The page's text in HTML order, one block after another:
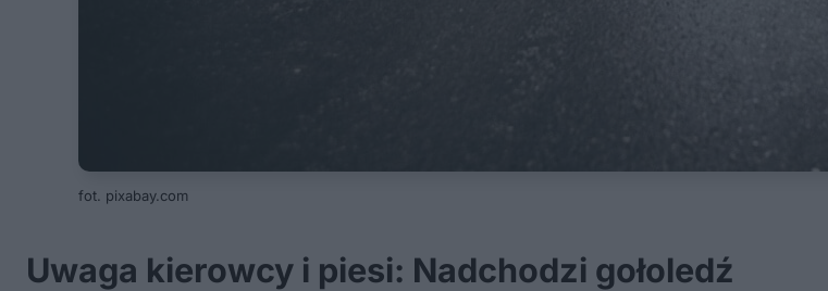
fot. pixabay.com
Uwaga kierowcy i piesi: Nadchodzi gołoledź